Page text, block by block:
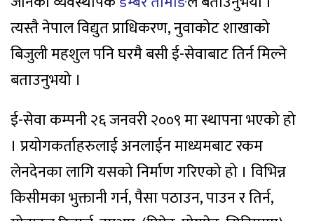
त्यस्तै नेपाल विद्युत प्राधिकरण, नुवाकोट शाखाको
बिजुली महशुल पनि घरमै बसी ई-सेवाबाट तिर्न मिल्ने
बताउनुभयो ।
ई-सेवा कम्पनी २६ जनवरी २००९ मा स्थापना भएको हो
। प्रयोगकर्ताहरुलाई अनलाईन माध्यमबाट रकम
लेनदेनका लागि यसको निर्माण गरिएको हो । विभिन्न
किसीमका भुक्तानी गर्न, पैसा पठाउन, पाउन र तिर्न,